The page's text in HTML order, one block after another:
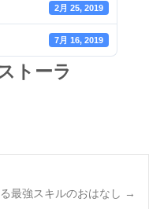
2月 25, 2019
7月 16, 2019
トーラ
最強スキルのおはなし →